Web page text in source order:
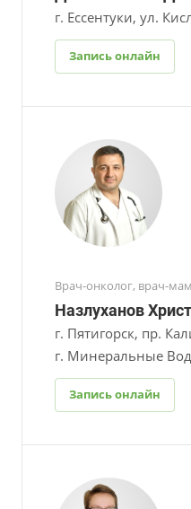
г. Ессентуки, ул.
Запись онлайн
Врач-онколог, врач-
Назлуханов
г. Пятигорск, пр.
г. Минеральные
Запись онлайн